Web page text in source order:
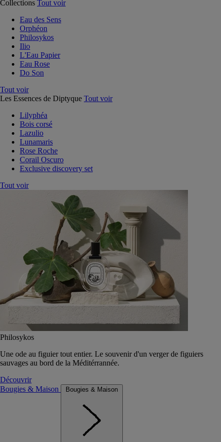
Collections Tout voir
Eau des Sens
Orphéon
Philosykos
Ilio
L'Eau Papier
Eau Rose
Do Son
Tout voir
Les Essences de Diptyque Tout voir
Lilyphéa
Bois corsé
Lazulio
Lunamaris
Rose Roche
Corail Oscuro
Exclusive discovery set
Tout voir
Philosykos
Une ode au figuier tout entier. Le souvenir d'un verger de figuiers
sauvages au bord de la Méditérrannée.
Découvrir
Bougies & Maison
Bougies & Maison